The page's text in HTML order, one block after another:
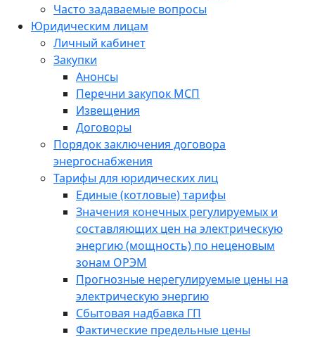
Часто задаваемые вопросы
Юридическим лицам
Личный кабинет
Закупки
Анонсы
Перечни закупок МСП
Извещения
Договоры
Порядок заключения договора
энергоснабжения
Тарифы для юридических лиц
Единые (котловые) тарифы
Значения конечных регулируемых и
составляющих цен на электрическую
энергию (мощность) по неценовым
зонам ОРЭМ
Прогнозные нерегулируемые цены на
электрическую энергию
Сбытовая надбавка ГП
Фактические предельные цены